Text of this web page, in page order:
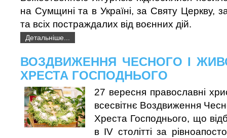
на Сумщині та в Україні, за Святу Церкву, за
та всіх постраждалих від воєнних дій.
Детальніше...
ВОЗДВИЖЕННЯ ЧЕСНОГО І
ХРЕСТА ГОСПОДНЬОГО
27 вересня православні
всесвітнє Воздвиження
Хреста Господнього, що
в IV столітті за